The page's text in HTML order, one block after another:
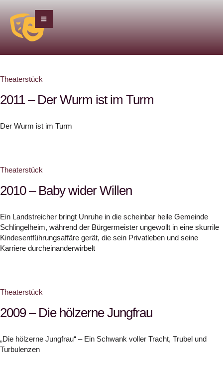
Theaterstück
2011 – Der Wurm ist im Turm
Der Wurm ist im Turm
Theaterstück
2010 – Baby wider Willen
Ein Landstreicher bringt Unruhe in die scheinbar heile Gemeinde
Schlingelheim, während der Bürgermeister ungewollt in eine skurrile
Kindesentführungsaffäre gerät, die sein Privatleben und seine
Karriere durcheinanderwirbelt
Theaterstück
2009 – Die hölzerne Jungfrau
„Die hölzerne Jungfrau“ – Ein Schwank voller Tracht, Trubel und
Turbulenzen